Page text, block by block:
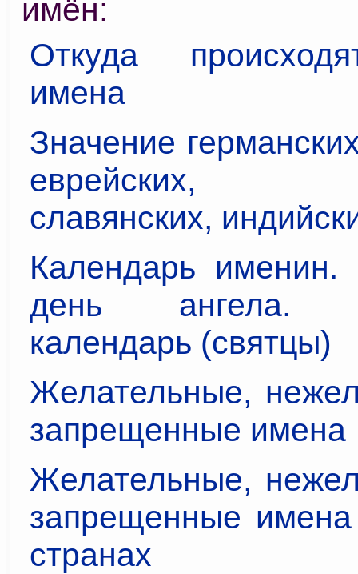
имён:
Откуда
имена
Значение
еврейских,
славянских,
Календарь
день ангела.
календарь (святцы)
Желательные,
запрещенные имена
Желательные,
запрещенные имена
странах